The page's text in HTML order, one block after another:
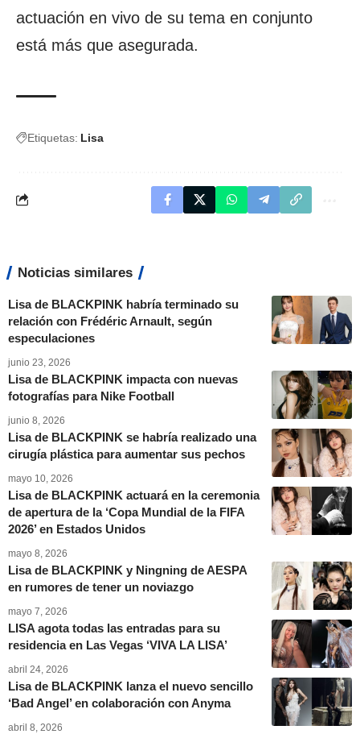
actuación en vivo de su tema en conjunto
está más que asegurada.
Etiquetas: Lisa
Noticias similares
Lisa de BLACKPINK habría terminado su
relación con Frédéric Arnault, según
especulaciones
junio 23, 2026
Lisa de BLACKPINK impacta con nuevas
fotografías para Nike Football
junio 8, 2026
Lisa de BLACKPINK se habría realizado una
cirugía plástica para aumentar sus pechos
mayo 10, 2026
Lisa de BLACKPINK actuará en la ceremonia
de apertura de la ‘Copa Mundial de la FIFA
2026’ en Estados Unidos
mayo 8, 2026
Lisa de BLACKPINK y Ningning de AESPA
en rumores de tener un noviazgo
mayo 7, 2026
LISA agota todas las entradas para su
residencia en Las Vegas ‘VIVA LA LISA’
abril 24, 2026
Lisa de BLACKPINK lanza el nuevo sencillo
‘Bad Angel’ en colaboración con Anyma
abril 8, 2026